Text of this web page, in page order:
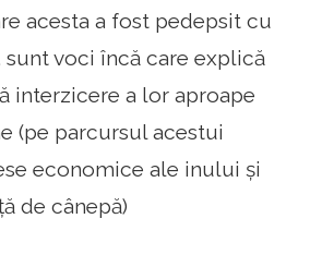
acesta a fost pedepsit cu
sunt voci încă care explică
interzicere a lor aproape
(pe parcursul acestui
economice ale inului și
de cânepă)